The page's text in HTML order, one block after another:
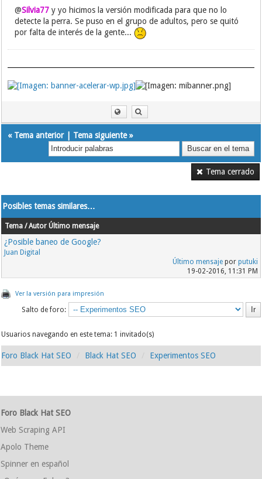
@Silvia77 y yo hicimos la versión modificada para que no lo
detecte la perra. Se puso en el grupo de adultos, pero se quitó
por falta de interés de la gente...
« Tema anterior| Tema siguiente»
Tema cerrado
Posibles temas similares…
Tema / Autor Último mensaje
¿Posible baneo de Google?
Juan Digital
Último mensajepor putuki
19-02-2016, 11:31 PM
Ver la versión para impresión
Salto de foro:
Usuarios navegando en este tema: 1 invitado(s)
Foro Black Hat SEO Black Hat SEO Experimentos SEO
Foro Black Hat SEO
Web Scraping API
Apolo Theme
Spinner en español